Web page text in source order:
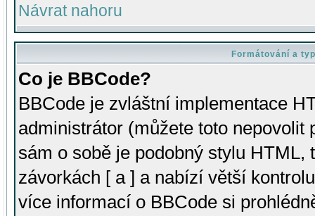
Návrat nahoru
Formátování a
Co je BBCode?
BBCode je zvláštní implementace
administrátor (můžete toto
sám o sobě je podobný stylu HTML,
závorkách [ a ] a nabízí větší
více informací o BBCode si